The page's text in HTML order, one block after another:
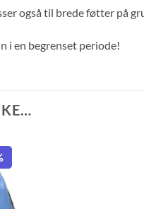
også til brede føtter på
i en begrenset periode!